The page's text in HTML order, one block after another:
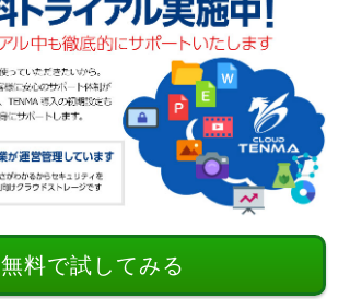
無料で試してみる